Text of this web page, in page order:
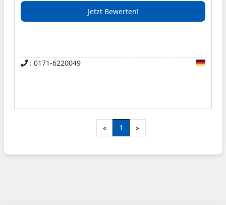
Jetzt Bewerten!
: 0171-6220049
« 1 »